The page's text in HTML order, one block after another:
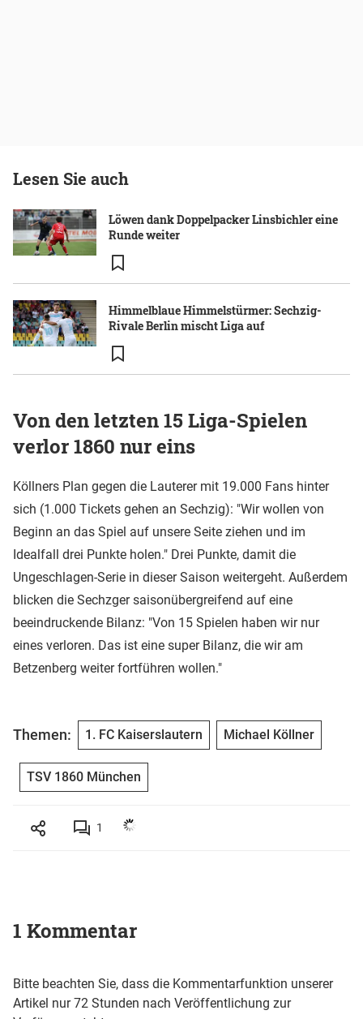
Lesen Sie auch
Löwen dank Doppelpacker Linsbichler eine
Runde weiter
Himmelblaue Himmelstürmer: Sechzig-
Rivale Berlin mischt Liga auf
Von den letzten 15 Liga-Spielen
verlor 1860 nur eins
Köllners Plan gegen die Lauterer mit 19.000 Fans hinter
sich (1.000 Tickets gehen an Sechzig): "Wir wollen von
Beginn an das Spiel auf unsere Seite ziehen und im
Idealfall drei Punkte holen." Drei Punkte, damit die
Ungeschlagen-Serie in dieser Saison weitergeht. Außerdem
blicken die Sechzger saisonübergreifend auf eine
beeindruckende Bilanz: "Von 15 Spielen haben wir nur
eines verloren. Das ist eine super Bilanz, die wir am
Betzenberg weiter fortführen wollen."
Themen: 1. FC Kaiserslautern Michael Köllner
TSV 1860 München
1
1 Kommentar
Bitte beachten Sie, dass die Kommentarfunktion unserer
Artikel nur 72 Stunden nach Veröffentlichung zur